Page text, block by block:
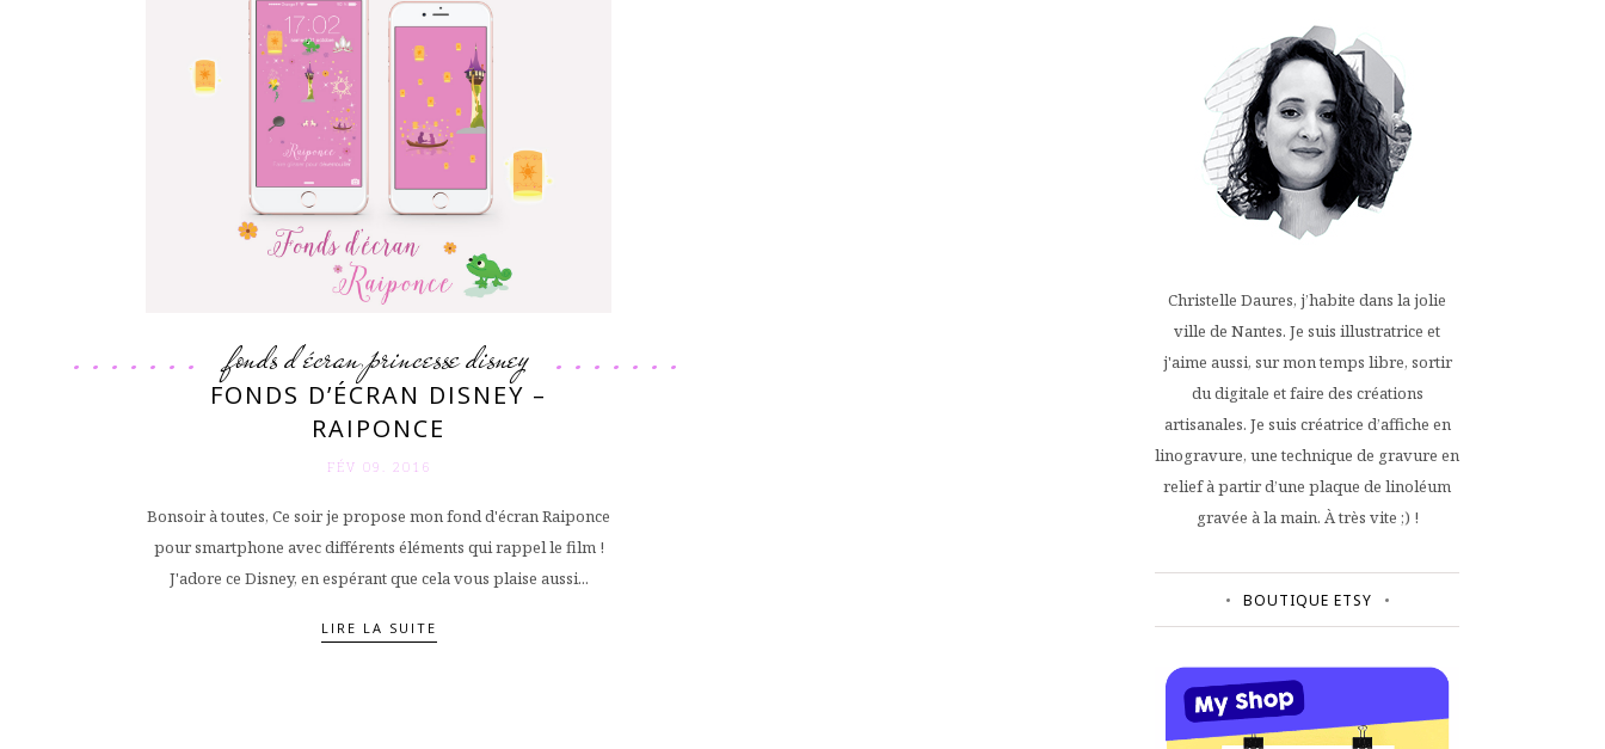
fonds d'écran,princesse disney
FONDS D’ÉCRAN DISNEY –
RAIPONCE
FÉV 09. 2016
Bonsoir à toutes, Ce soir je propose mon fond d'écran Raiponce
pour smartphone avec différents éléments qui rappel le film !
J'adore ce Disney, en espérant que cela vous plaise aussi...
LIRE LA SUITE
Christelle Daures, j’habite dans la jolie
ville de Nantes. Je suis illustratrice et
j'aime aussi, sur mon temps libre, sortir
du digitale et faire des créations
artisanales. Je suis créatrice d’affiche en
linogravure, une technique de gravure en
relief à partir d’une plaque de linoléum
gravée à la main. À très vite ;) !
BOUTIQUE ETSY